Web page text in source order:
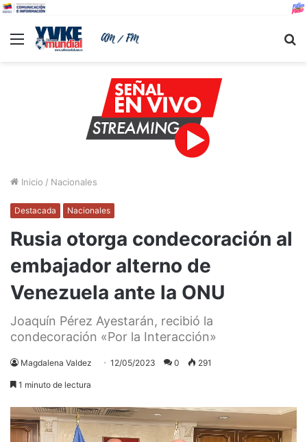
Menu
Inicio / Nacionales
Destacada Nacionales
Rusia otorga condecoración al
embajador alterno de
Venezuela ante la ONU
Joaquín Pérez Ayestarán, recibió la
condecoración «Por la Interacción»
Magdalena Valdez 12/05/2023 0 291
1 minuto de lectura